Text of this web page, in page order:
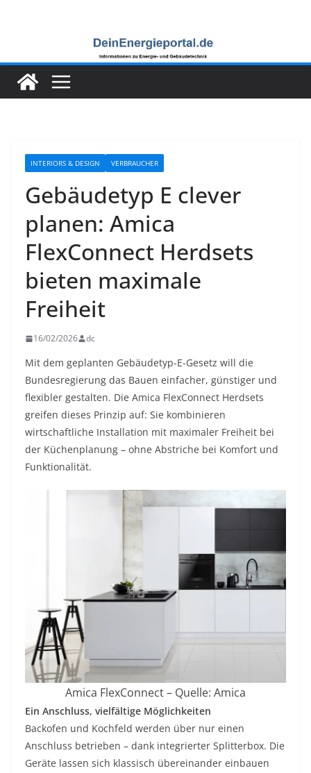
INTERIORS & DESIGN VERBRAUCHER
Gebäudetyp E clever
planen: Amica
FlexConnect Herdsets
bieten maximale
Freiheit
16/02/2026 dc
Mit dem geplanten Gebäudetyp-E-Gesetz will die
Bundesregierung das Bauen einfacher, günstiger und
flexibler gestalten. Die Amica FlexConnect Herdsets
greifen dieses Prinzip auf: Sie kombinieren
wirtschaftliche Installation mit maximaler Freiheit bei
der Küchenplanung – ohne Abstriche bei Komfort und
Funktionalität.
Amica FlexConnect – Quelle: Amica
Ein Anschluss, vielfältige Möglichkeiten
Backofen und Kochfeld werden über nur einen
Anschluss betrieben – dank integrierter Splitterbox. Die
Geräte lassen sich klassisch übereinander einbauen